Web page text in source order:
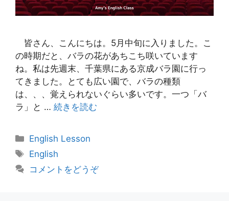
皆さん、こんにちは。5月中旬に入りました。こ
の時期だと、バラの花があちこち咲いています
ね。私は先週末、千葉県にある京成バラ園に行っ
てきました。とても広い園で、バラの種類
は、、、覚えられないぐらい多いです。一つ「バ
ラ」と … 続きを読む
カ
テ
リ
English Lesson
タ
グ
English
コメントをどうぞ